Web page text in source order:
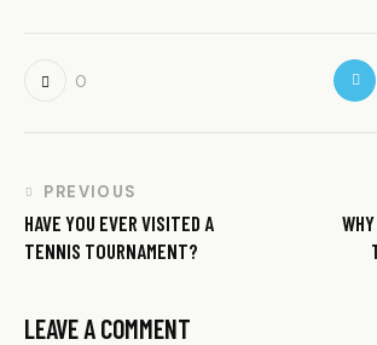
0
PREVIOUS
HAVE YOU EVER VISITED A
TENNIS TOURNAMENT?
LEAVE A COMMENT